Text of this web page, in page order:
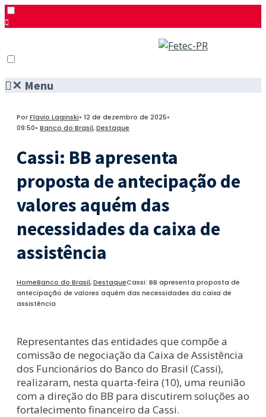
✕ Menu
PorFlavio Laginski• 12 de dezembro de 2025•
09:50• Banco do Brasil,Destaque
Cassi: BB apresenta
proposta de antecipação de
valores aquém das
necessidades da caixa de
assistência
HomeBanco do Brasil,DestaqueCassi: BB apresenta proposta de
antecipação de valores aquém das necessidades da caixa de
assistência
Representantes das entidades que compõe a
comissão de negociação da Caixa de Assistência
dos Funcionários do Banco do Brasil (Cassi),
realizaram, nesta quarta-feira (10), uma reunião
com a direção do BB para discutirem soluções ao
fortalecimento financeiro da Cassi.